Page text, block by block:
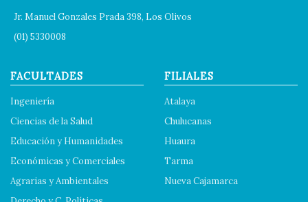
Jr. Manuel Gonzales Prada 398, Los Olivos
(01) 5330008
FACULTADES
Ingeniería
Ciencias de la Salud
Educación y Humanidades
Económicas y Comerciales
Agrarias y Ambientales
FILIALES
Atalaya
Chulucanas
Huaura
Tarma
Nueva Cajamarca